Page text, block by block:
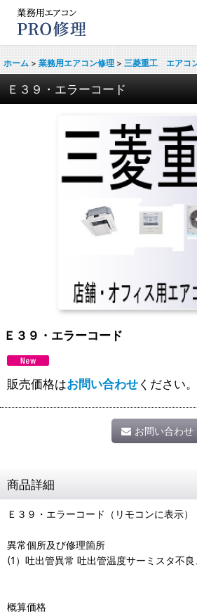
ホーム > 業務用エアコン修理 > 三菱重工 エアコ
Ｅ３９・エラーコード
Ｅ３９・エラーコード
販売価格はお問い合わせください。
お問い合わせ
商品詳細
Ｅ３９・エラーコード（リモコンに表示）
異常個所及び修理箇所
(1）吐出管異常 吐出管温度サーミスタ不
概算価格